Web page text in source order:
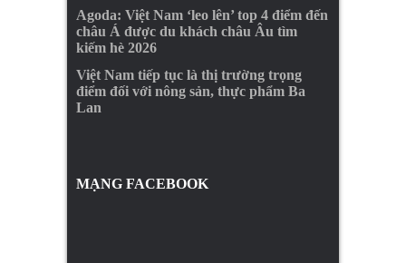
Agoda: Việt Nam ‘leo lên’ top 4 điểm đến
châu Á được du khách châu Âu tìm
kiếm hè 2026
Việt Nam tiếp tục là thị trường trọng
điểm đối với nông sản, thực phẩm Ba
Lan
MẠNG FACEBOOK